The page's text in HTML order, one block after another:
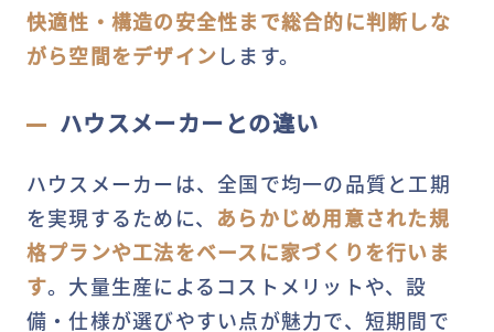
快適性・構造の安全性まで総合的に判断しな
がら空間をデザインします。
ハウスメーカーとの違い
ハウスメーカーは、全国で均一の品質と工期
を実現するために、 あらかじめ用意された規
格プランや工法をベースに家づくりを行いま
す。大量生産によるコストメリットや、設
備・仕様が選びやすい点が魅力で、短期間で